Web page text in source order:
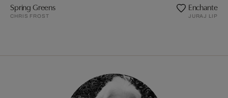
Spring Greens
CHRIS FROST
Enchanted
JURAJ